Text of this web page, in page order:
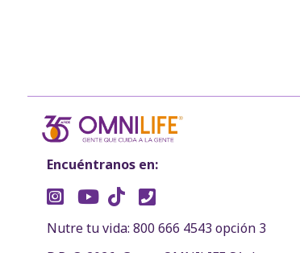
Encuéntranos en:
Nutre tu vida: 800 666 4543 opción 3